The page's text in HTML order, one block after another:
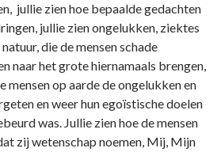
jullie zien hoe bepaalde gedachten
jullie zien ongelukken, ziektes
die de mensen schade
naar het grote hiernamaals brengen,
mensen op aarde de ongelukken en
en weer hun egoïstische doelen
was. Jullie zien hoe de mensen
zij wetenschap noemen, Mij, Mijn